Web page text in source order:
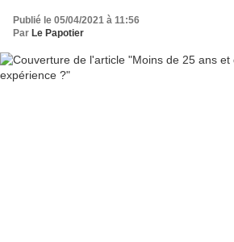
Publié le 05/04/2021 à 11:56
Par Le Papotier